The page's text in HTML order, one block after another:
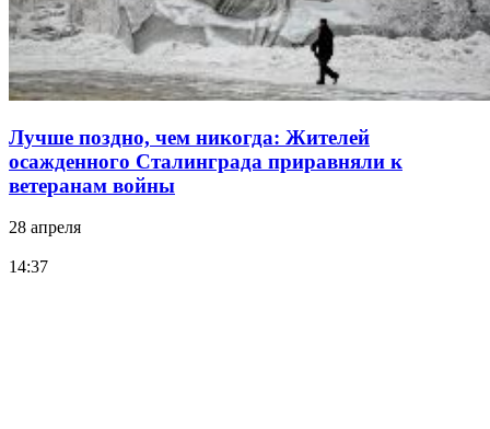
Лучше поздно, чем никогда: Жителей
осажденного Сталинграда приравняли к
ветеранам войны
28 апреля
14:37